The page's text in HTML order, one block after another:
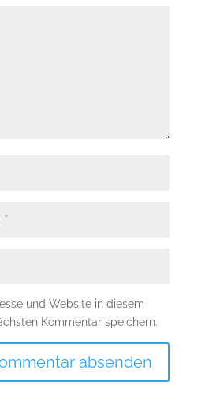
und Website in diesem
Kommentar speichern.